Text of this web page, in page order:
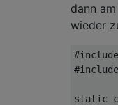
dann
wieder
static